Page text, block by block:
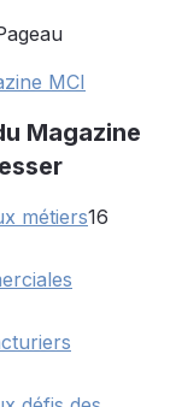
MCI
Magazine
métiers16